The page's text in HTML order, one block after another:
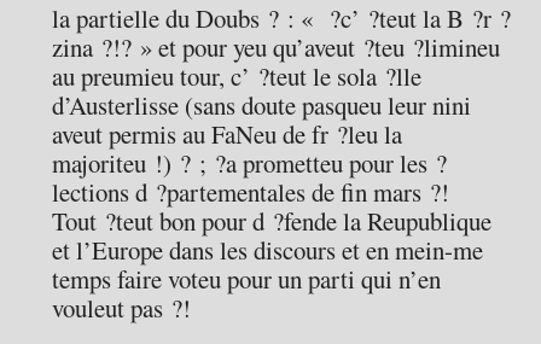
la partielle du Doubs ? : « ?c’ ?teut la B ?r ?
zina ?!? » et pour yeu qu’aveut ?teu ?limineu
au preumieu tour, c’ ?teut le sola ?lle
d’Austerlisse (sans doute pasqueu leur nini
aveut permis au FaNeu de fr ?leu la
majoriteu !) ? ; ?a prometteu pour les ?
lections d ?partementales de fin mars ?!
Tout ?teut bon pour d ?fende la Reupublique
et l’Europe dans les discours et en mein-me
temps faire voteu pour un parti qui n’en
vouleut pas ?!